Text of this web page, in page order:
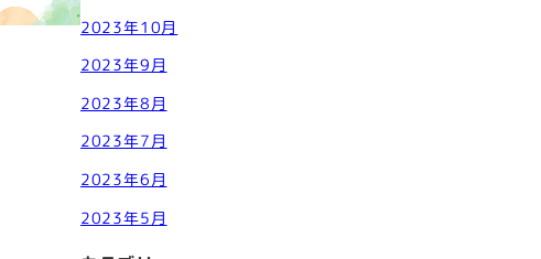
2023年10月
2023年9月
2023年8月
2023年7月
2023年6月
2023年5月